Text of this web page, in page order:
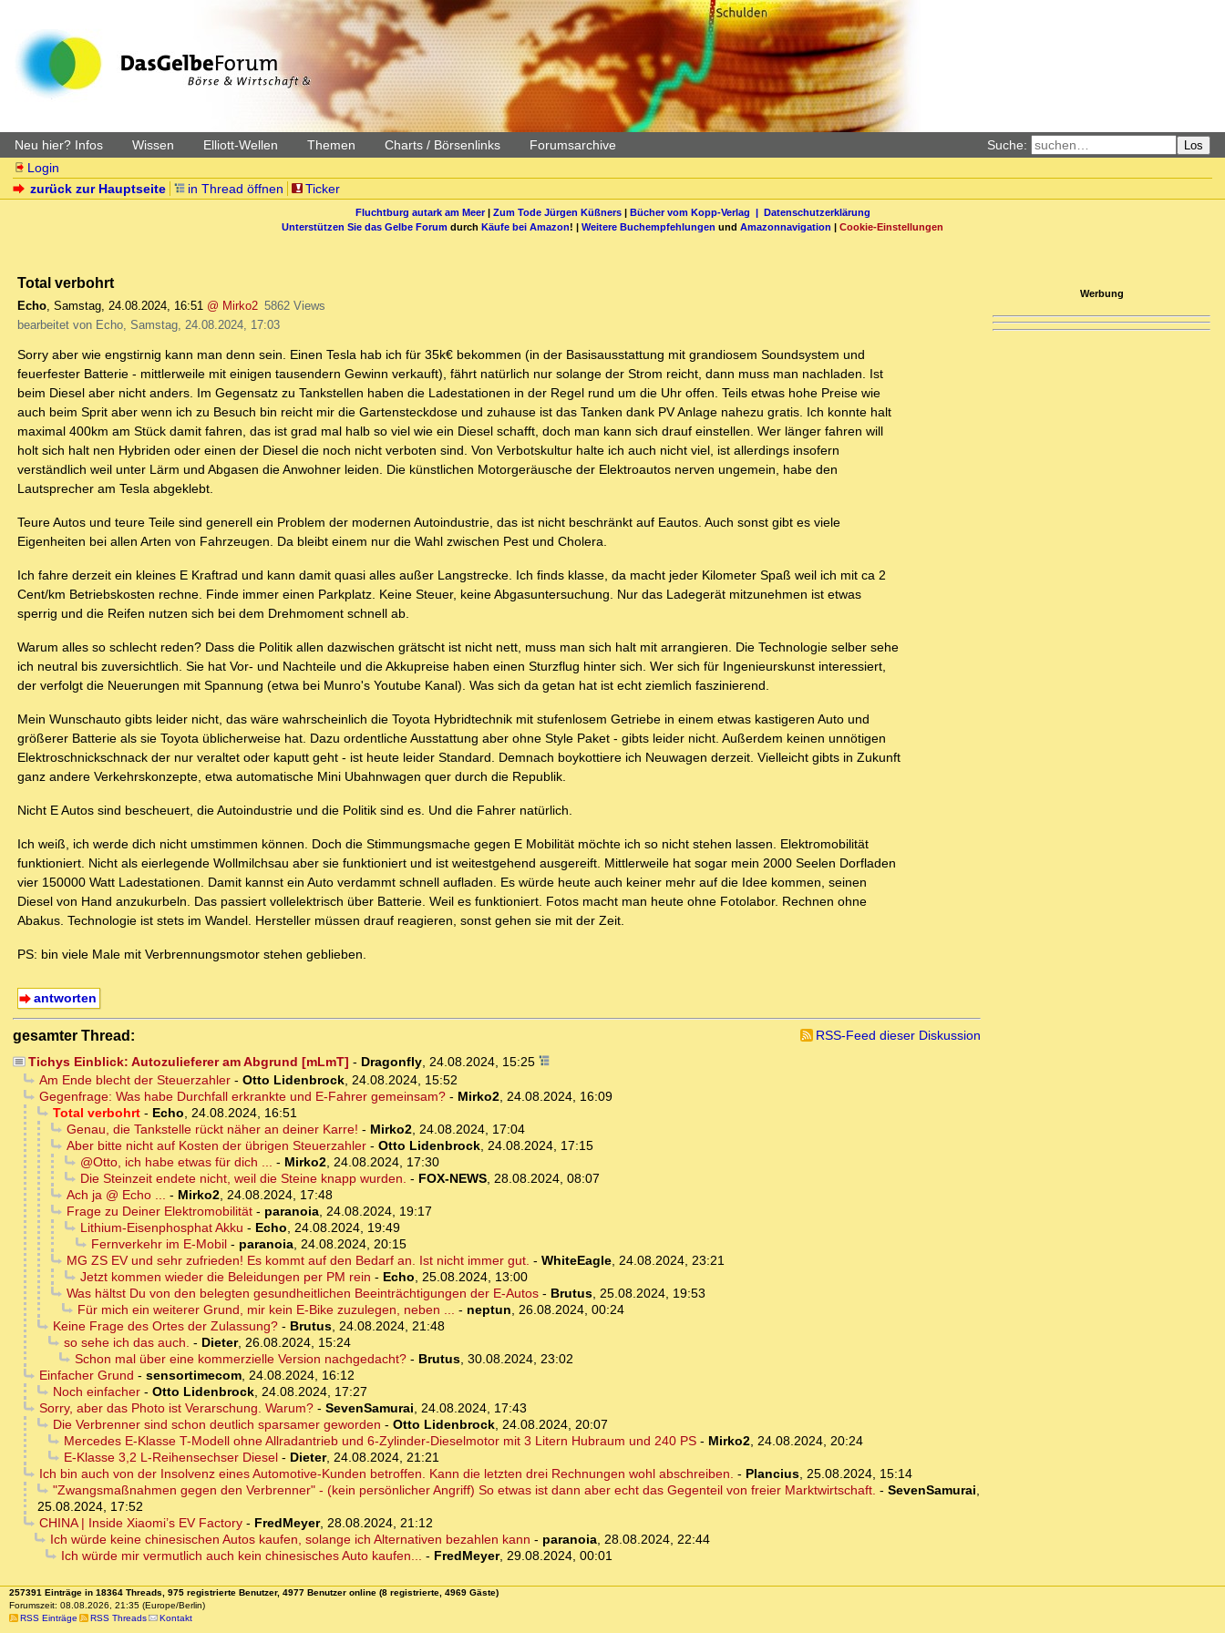
Neu hier? Infos Wissen Elliott-Wellen Themen Charts / Börsenlinks Forumsarchive Suche: Los
Login
zurück zur Hauptseite
in Thread öffnen Ticker
Fluchtburg autark am Meer| Zum Tode Jürgen Küßners| Bücher vom Kopp-Verlag | Datenschutzerklärung
Unterstützen Sie das Gelbe Forum durch Käufe bei Amazon! | Weitere Buchempfehlungen und Amazonnavigation | Cookie-Einstellungen
Total verbohrt
Echo, Samstag, 24.08.2024, 16:51 @ Mirko2 5862 Views
bearbeitet von Echo, Samstag, 24.08.2024, 17:03
Sorry aber wie engstirnig kann man denn sein. Einen Tesla hab ich für 35k€ bekommen (in der Basisausstattung mit grandiosem Soundsystem und
feuerfester Batterie - mittlerweile mit einigen tausendern Gewinn verkauft), fährt natürlich nur solange der Strom reicht, dann muss man nachladen. Ist
beim Diesel aber nicht anders. Im Gegensatz zu Tankstellen haben die Ladestationen in der Regel rund um die Uhr offen. Teils etwas hohe Preise wie
auch beim Sprit aber wenn ich zu Besuch bin reicht mir die Gartensteckdose und zuhause ist das Tanken dank PV Anlage nahezu gratis. Ich konnte halt
maximal 400km am Stück damit fahren, das ist grad mal halb so viel wie ein Diesel schafft, doch man kann sich drauf einstellen. Wer länger fahren will
holt sich halt nen Hybriden oder einen der Diesel die noch nicht verboten sind. Von Verbotskultur halte ich auch nicht viel, ist allerdings insofern
verständlich weil unter Lärm und Abgasen die Anwohner leiden. Die künstlichen Motorgeräusche der Elektroautos nerven ungemein, habe den
Lautsprecher am Tesla abgeklebt.
Teure Autos und teure Teile sind generell ein Problem der modernen Autoindustrie, das ist nicht beschränkt auf Eautos. Auch sonst gibt es viele
Eigenheiten bei allen Arten von Fahrzeugen. Da bleibt einem nur die Wahl zwischen Pest und Cholera.
Ich fahre derzeit ein kleines E Kraftrad und kann damit quasi alles außer Langstrecke. Ich finds klasse, da macht jeder Kilometer Spaß weil ich mit ca 2
Cent/km Betriebskosten rechne. Finde immer einen Parkplatz. Keine Steuer, keine Abgasuntersuchung. Nur das Ladegerät mitzunehmen ist etwas
sperrig und die Reifen nutzen sich bei dem Drehmoment schnell ab.
Warum alles so schlecht reden? Dass die Politik allen dazwischen grätscht ist nicht nett, muss man sich halt mit arrangieren. Die Technologie selber sehe
ich neutral bis zuversichtlich. Sie hat Vor- und Nachteile und die Akkupreise haben einen Sturzflug hinter sich. Wer sich für Ingenieurskunst interessiert,
der verfolgt die Neuerungen mit Spannung (etwa bei Munro's Youtube Kanal). Was sich da getan hat ist echt ziemlich faszinierend.
Mein Wunschauto gibts leider nicht, das wäre wahrscheinlich die Toyota Hybridtechnik mit stufenlosem Getriebe in einem etwas kastigeren Auto und
größerer Batterie als sie Toyota üblicherweise hat. Dazu ordentliche Ausstattung aber ohne Style Paket - gibts leider nicht. Außerdem keinen unnötigen
Elektroschnickschnack der nur veraltet oder kaputt geht - ist heute leider Standard. Demnach boykottiere ich Neuwagen derzeit. Vielleicht gibts in Zukunft
ganz andere Verkehrskonzepte, etwa automatische Mini Ubahnwagen quer durch die Republik.
Nicht E Autos sind bescheuert, die Autoindustrie und die Politik sind es. Und die Fahrer natürlich.
Ich weiß, ich werde dich nicht umstimmen können. Doch die Stimmungsmache gegen E Mobilität möchte ich so nicht stehen lassen. Elektromobilität
funktioniert. Nicht als eierlegende Wollmilchsau aber sie funktioniert und ist weitestgehend ausgereift. Mittlerweile hat sogar mein 2000 Seelen Dorfladen
vier 150000 Watt Ladestationen. Damit kannst ein Auto verdammt schnell aufladen. Es würde heute auch keiner mehr auf die Idee kommen, seinen
Diesel von Hand anzukurbeln. Das passiert vollelektrisch über Batterie. Weil es funktioniert. Fotos macht man heute ohne Fotolabor. Rechnen ohne
Abakus. Technologie ist stets im Wandel. Hersteller müssen drauf reagieren, sonst gehen sie mit der Zeit.
PS: bin viele Male mit Verbrennungsmotor stehen geblieben.
antworten
gesamter Thread:
RSS-Feed dieser Diskussion
Tichys Einblick: Autozulieferer am Abgrund [mLmT] - Dragonfly, 24.08.2024, 15:25
Am Ende blecht der Steuerzahler- Otto Lidenbrock, 24.08.2024, 15:52
Gegenfrage: Was habe Durchfall erkrankte und E-Fahrer gemeinsam?- Mirko2, 24.08.2024, 16:09
Total verbohrt- Echo, 24.08.2024, 16:51
Genau, die Tankstelle rückt näher an deiner Karre! - Mirko2, 24.08.2024, 17:04
Aber bitte nicht auf Kosten der übrigen Steuerzahler- Otto Lidenbrock, 24.08.2024, 17:15
@Otto, ich habe etwas für dich ... - Mirko2, 24.08.2024, 17:30
Die Steinzeit endete nicht, weil die Steine knapp wurden. - FOX-NEWS, 28.08.2024, 08:07
Ach ja @ Echo ... - Mirko2, 24.08.2024, 17:48
Frage zu Deiner Elektromobilität- paranoia, 24.08.2024, 19:17
Lithium-Eisenphosphat Akku - Echo, 24.08.2024, 19:49
Fernverkehr im E-Mobil- paranoia, 24.08.2024, 20:15
MG ZS EV und sehr zufrieden! Es kommt auf den Bedarf an. Ist nicht immer gut. - WhiteEagle, 24.08.2024, 23:21
Jetzt kommen wieder die Beleidungen per PM rein - Echo, 25.08.2024, 13:00
Was hältst Du von den belegten gesundheitlichen Beeinträchtigungen der E-Autos- Brutus, 25.08.2024, 19:53
Für mich ein weiterer Grund, mir kein E-Bike zuzulegen, neben ... - neptun, 26.08.2024, 00:24
Keine Frage des Ortes der Zulassung?- Brutus, 24.08.2024, 21:48
so sehe ich das auch. - Dieter, 26.08.2024, 15:24
Schon mal über eine kommerzielle Version nachgedacht?- Brutus, 30.08.2024, 23:02
Einfacher Grund - sensortimecom, 24.08.2024, 16:12
Noch einfacher- Otto Lidenbrock, 24.08.2024, 17:27
Sorry, aber das Photo ist Verarschung. Warum?- SevenSamurai, 24.08.2024, 17:43
Die Verbrenner sind schon deutlich sparsamer geworden - Otto Lidenbrock, 24.08.2024, 20:07
Mercedes E-Klasse T-Modell ohne Allradantrieb und 6-Zylinder-Dieselmotor mit 3 Litern Hubraum und 240 PS- Mirko2, 24.08.2024, 20:24
E-Klasse 3,2 L-Reihensechser Diesel- Dieter, 24.08.2024, 21:21
Ich bin auch von der Insolvenz eines Automotive-Kunden betroffen. Kann die letzten drei Rechnungen wohl abschreiben. - Plancius, 25.08.2024, 15:14
"Zwangsmaßnahmen gegen den Verbrenner" - (kein persönlicher Angriff) So etwas ist dann aber echt das Gegenteil von freier Marktwirtschaft. - SevenSamurai,
25.08.2024, 17:52
CHINA | Inside Xiaomi’s EV Factory- FredMeyer, 28.08.2024, 21:12
Ich würde keine chinesischen Autos kaufen, solange ich Alternativen bezahlen kann - paranoia, 28.08.2024, 22:44
Ich würde mir vermutlich auch kein chinesisches Auto kaufen... - FredMeyer, 29.08.2024, 00:01
Werbung
257391 Einträge in 18364 Threads, 975 registrierte Benutzer, 4977 Benutzer online (8 registrierte, 4969 Gäste)
Forumszeit: 08.08.2026, 21:35 (Europe/Berlin)
RSS Einträge
RSS Threads Kontakt